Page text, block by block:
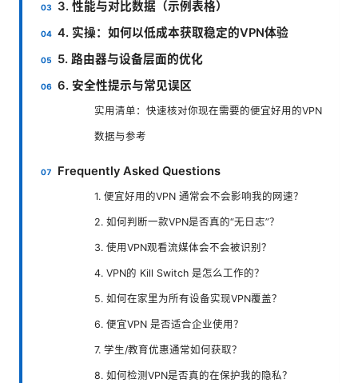
3. 性能与对比数据（示例表格）
4. 实操：如何以低成本获取稳定的VPN体验
5. 路由器与设备层面的优化
6. 安全性提示与常见误区
实用清单：快速核对你现在需要的便宜好用的VPN
数据与参考
Frequently Asked Questions
1. 便宜好用的VPN 通常会不会影响我的网速？
2. 如何判断一款VPN是否真的“无日志”？
3. 使用VPN观看流媒体会不会被识别？
4. VPN的 Kill Switch 是怎么工作的？
5. 如何在家里为所有设备实现VPN覆盖？
6. 便宜VPN 是否适合企业使用？
7. 学生/教育优惠通常如何获取？
8. 如何检测VPN是否真的在保护我的隐私？